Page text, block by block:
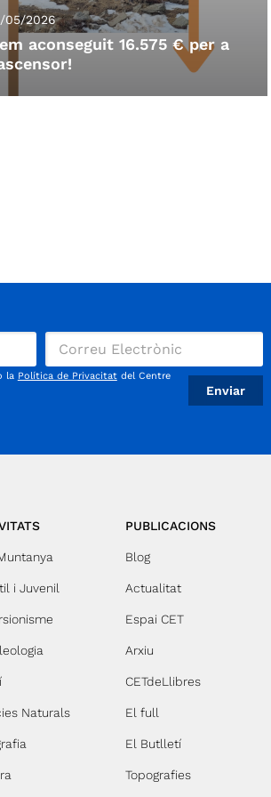
05/2026
aconseguit 16.575 € per a
Moltíssimes gràcies a les 146 persones que
fer aportacions a la campanya de
finalitzar el 17 de maig i va assolir els 16.575
i als recursos propis del
de 13.000 €, que es va aconseguir
import es podria assumir el
i la col·locació de les
entre altres elements. Els
alleugerir l'aportació de recursos propis
dedicar així més pressupost a altres
aspectes de l'obra, com l'adequació dels
la implicació de tothom i, molt
per 146 donants. L'ascensor, un
la Política de Privacitatdel Centre
i Juvenil
Naturals
PUBLICACIONS
Blog
Actualitat
Espai CET
Arxiu
CETdeLlibres
El full
El Butlletí
Topografies